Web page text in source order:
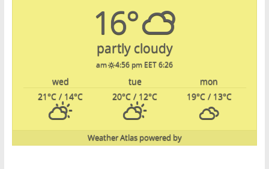
16°
partly cloudy
6:26 am
4:56 pm EET
mon
tue
wed
19°C/ 13°C
20°C / 12°C
21°C / 14°C
powered by
Weather Atlas